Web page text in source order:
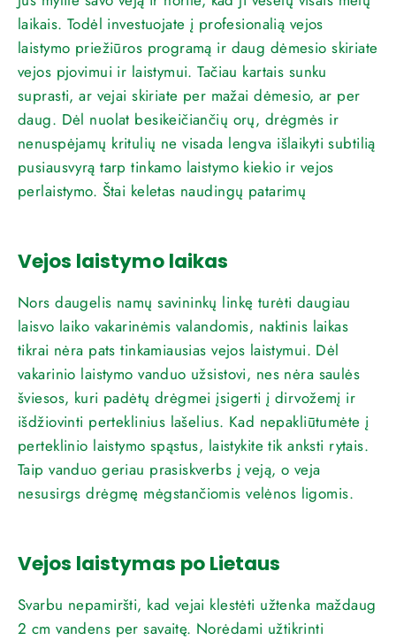
laikais. Todėl investuojate į profesionalią vejos
laistymo priežiūros programą ir daug dėmesio skiriate
vejos pjovimui ir laistymui. Tačiau kartais sunku
suprasti, ar vejai skiriate per mažai dėmesio, ar per
daug. Dėl nuolat besikeičiančių orų, drėgmės ir
nenuspėjamų kritulių ne visada lengva išlaikyti subtilią
pusiausvyrą tarp tinkamo laistymo kiekio ir vejos
perlaistymo. Štai keletas naudingų patarimų
Vejos laistymo laikas
Nors daugelis namų savininkų linkę turėti daugiau
laisvo laiko vakarinėmis valandomis, naktinis laikas
tikrai nėra pats tinkamiausias vejos laistymui. Dėl
vakarinio laistymo vanduo užsistovi, nes nėra saulės
šviesos, kuri padėtų drėgmei įsigerti į dirvožemį ir
išdžiovinti perteklinius lašelius. Kad nepakliūtumėte į
perteklinio laistymo spąstus, laistykite tik anksti rytais.
Taip vanduo geriau prasiskverbs į veją, o veja
nesusirgs drėgmę mėgstančiomis velėnos ligomis.
Vejos laistymas po Lietaus
Svarbu nepamiršti, kad vejai klestėti užtenka maždaug
2 cm vandens per savaitę. Norėdami užtikrinti